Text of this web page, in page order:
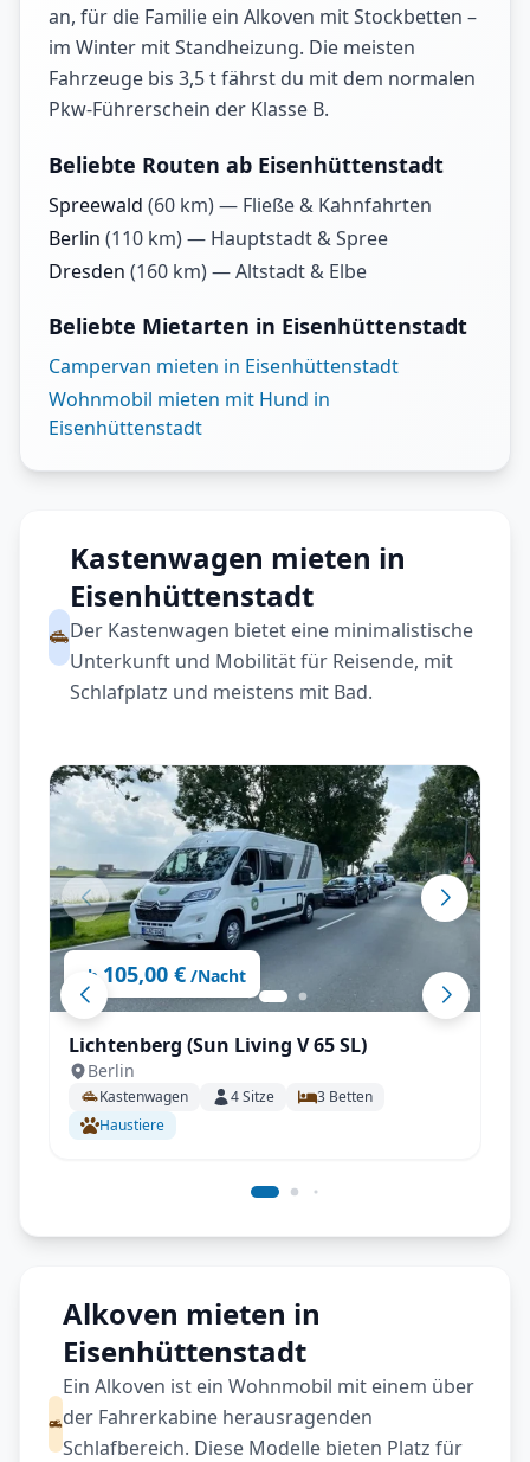
an, für die Familie ein Alkoven mit Stockbetten –
im Winter mit Standheizung. Die meisten
Fahrzeuge bis 3,5 t fährst du mit dem normalen
Pkw-Führerschein der Klasse B.
Beliebte Routen ab Eisenhüttenstadt
Spreewald (60 km) — Fließe & Kahnfahrten
Berlin (110 km) — Hauptstadt & Spree
Dresden (160 km) —Altstadt & Elbe
Beliebte Mietarten in Eisenhüttenstadt
Campervan mieten in Eisenhüttenstadt
Wohnmobil mieten mit Hund in
Eisenhüttenstadt
Kastenwagen mieten in
Eisenhüttenstadt
Der Kastenwagen bietet eine minimalistische
Unterkunft und Mobilität für Reisende, mit
Schlafplatz und meistens mit Bad.
ab 105,00 € /Nacht
Lichtenberg (Sun Living V 65 SL)
Berlin
Kastenwagen 4Sitze 3 Betten
Haustiere
Alkoven mieten in
Eisenhüttenstadt
Ein Alkoven ist ein Wohnmobil mit einem über
der Fahrerkabine herausragenden
Schlafbereich. Diese Modelle bieten Platz für